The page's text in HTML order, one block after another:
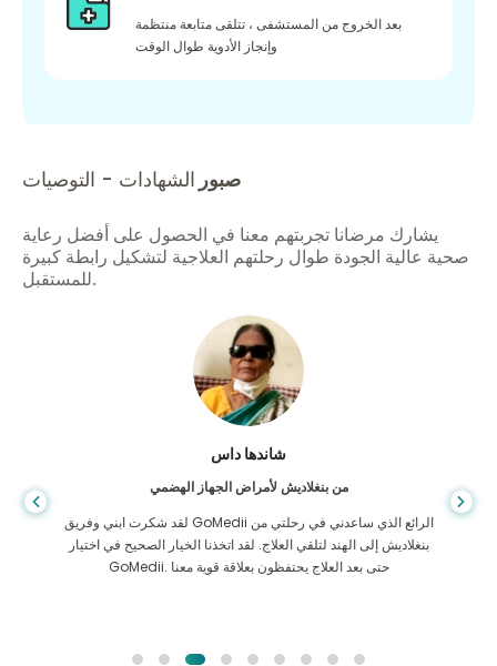
بعد الخروج من المستشفى ، تتلقى متابعة منتظمة
وإنجاز الأدوية طوال الوقت
صبور الشهادات - التوصيات
يشارك مرضانا تجربتهم معنا في الحصول على أفضل رعاية
صحية عالية الجودة طوال رحلتهم العلاجية لتشكيل رابطة كبيرة
للمستقبل.
شاندها داس
من بنغلاديش لأمراض الجهاز الهضمي
لقد شكرت ابني وفريق GoMedii الرائع الذي ساعدني في رحلتي من
بنغلاديش إلى الهند لتلقي العلاج. لقد اتخذنا الخيار الصحيح في اختيار
GoMedii. حتى بعد العلاج يحتفظون بعلاقة قوية معنا